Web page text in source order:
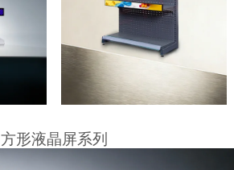
方形液晶屏系列